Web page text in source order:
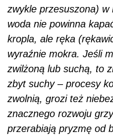
zwykle przesuszona)
woda nie powinna
kropla, ale ręka
wyraźnie mokra. Jeśli
zwilżoną lub suchą, to
zbyt suchy – procesy
zwolnią, grozi też
znacznego rozwoju
przerabiają pryzmę od